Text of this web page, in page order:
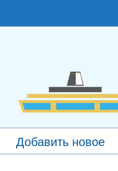
Добавить новое